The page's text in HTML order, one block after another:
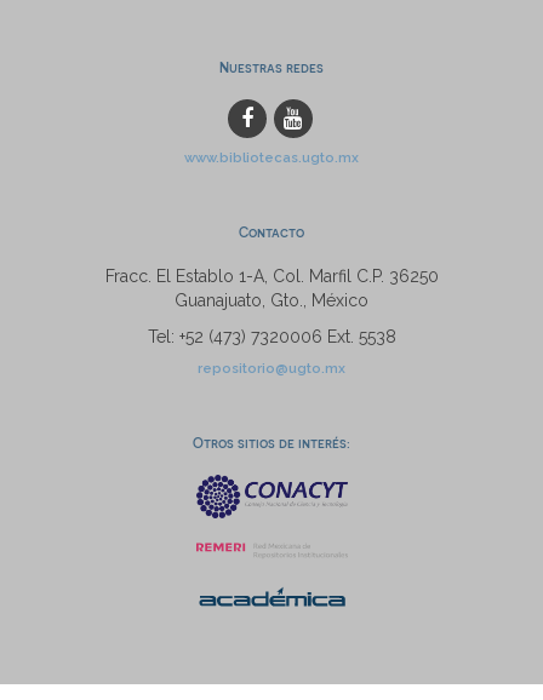
Nuestras redes
www.bibliotecas.ugto.mx
Contacto
Fracc. El Establo 1-A, Col. Marfil C.P. 36250
Guanajuato, Gto., México
Tel: +52 (473) 7320006 Ext. 5538
repositorio@ugto.mx
Otros sitios de interés: